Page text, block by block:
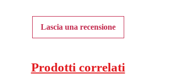
Lascia una recensione
Prodotti correlati